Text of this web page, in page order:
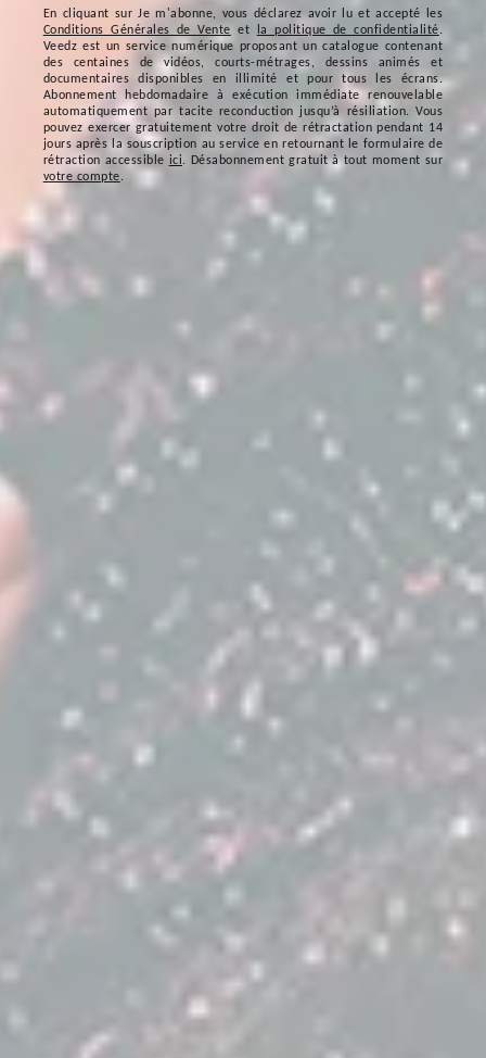
En cliquant surJe m'abonne, vous déclarez avoir lu et accepté les
Conditions Générales de Vente et la politique de confidentialité.
Veedz est un service numérique proposant un catalogue contenant
des centaines de vidéos, courts-métrages, dessins animés et
documentaires disponibles en illimité et pour tous les écrans.
Abonnement hebdomadaire à exécution immédiate renouvelable
automatiquement par tacite reconduction jusqu’à résiliation. Vous
pouvez exercer gratuitement votre droit de rétractation pendant 14
jours après la souscription au service en retournant le formulaire de
rétraction accessible ici. Désabonnement gratuit à tout moment sur
votre compte.